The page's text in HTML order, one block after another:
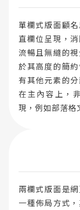
單欄式版面顧
直欄位呈現，
流暢且無縫的
於其高度的簡
有其他元素的
在主內容上，
現，例如部落格
兩欄式版面是
一種佈局方式